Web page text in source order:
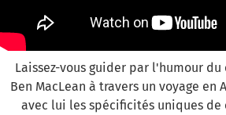
Laissez-vous guider par l'humour
Ben MacLean à travers un voyage en
avec lui les spécificités uniques